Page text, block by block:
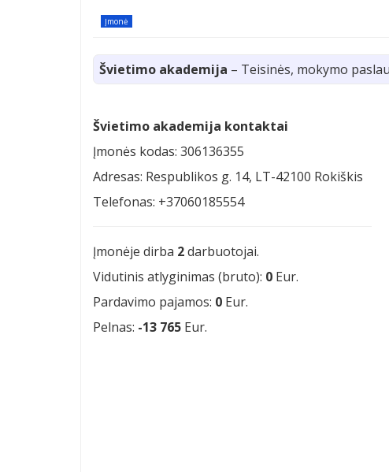
Įmonė
Švietimo akademija – Teisinės, mokymo
Švietimo akademija kontaktai
Įmonės kodas: 306136355
Adresas: Respublikos g. 14, LT-42100 Rokiškis
Telefonas: +37060185554
Įmonėje dirba 2darbuotojai.
Vidutinis atlyginimas (bruto): 0 Eur.
Pardavimo pajamos: 0 Eur.
Pelnas: -13 765 Eur.